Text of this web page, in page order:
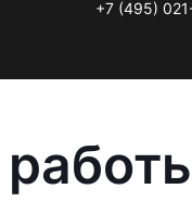
+7 (495)